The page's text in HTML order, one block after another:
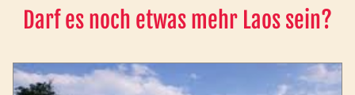
Darf es noch etwas mehr Laos sein?